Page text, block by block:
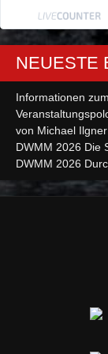
NEUESTE
Informationen
von Michael
DWMM 2026 Die
DWMM 2026